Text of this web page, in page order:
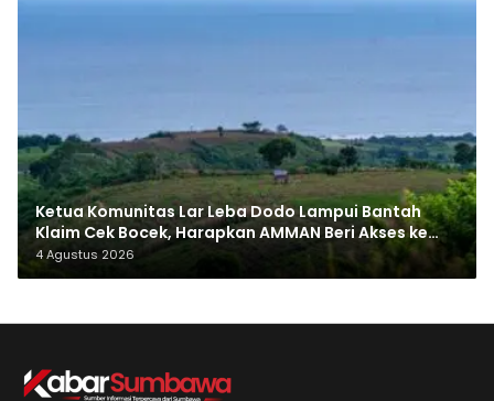
Ketua Komunitas Lar Leba Dodo Lampui Bantah
Klaim Cek Bocek, Harapkan AMMAN Beri Akses ke
Makam Leluhur
4 Agustus 2026